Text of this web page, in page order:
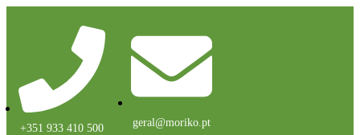
+351 933 410 500 geral@moriko.pt